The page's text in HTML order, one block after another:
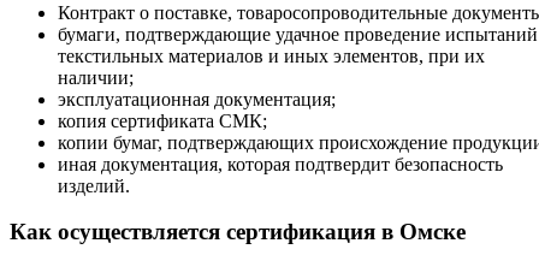
Контракт о поставке, товаросопроводительные
бумаги, подтверждающие удачное проведение испытаний
текстильных материалов и иных элементов, при их
наличии;
эксплуатационная документация;
копия сертификата СМК;
копии бумаг, подтверждающих происхождение
иная документация, которая подтвердит безопасность
изделий.
Как осуществляется сертификация в Омске